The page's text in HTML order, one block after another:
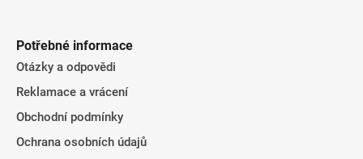
Potřebné informace
Otázky a odpovědi
Reklamace a vrácení
Obchodní podmínky
Ochrana osobních údajů